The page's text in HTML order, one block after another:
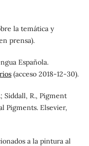
la temática y
prensa).
Española.
(acceso 2018-12-30).
Siddall, R., Pigment
Pigments. Elsevier,
a la pintura al